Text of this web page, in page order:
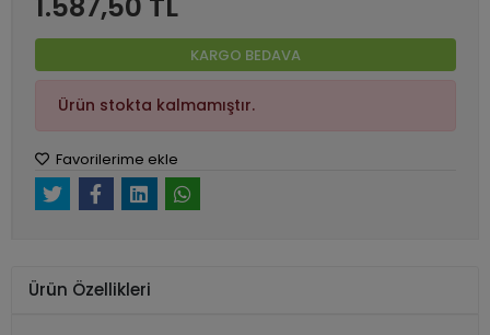
KARGO BEDAVA
Ürün stokta kalmamıştır.
Favorilerime ekle
Ürün Özellikleri